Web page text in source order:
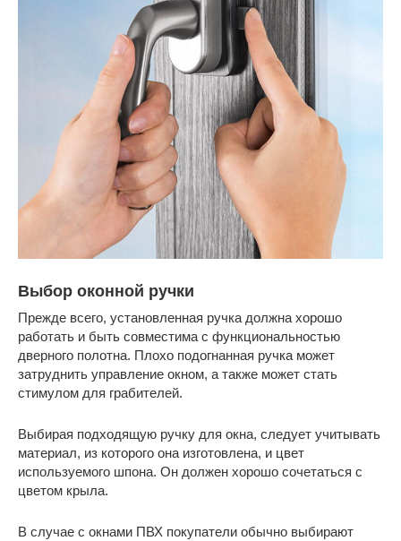
Выбор оконной ручки
Прежде всего, установленная ручка должна хорошо
работать и быть совместима с функциональностью
дверного полотна. Плохо подогнанная ручка может
затруднить управление окном, а также может стать
стимулом для грабителей.
Выбирая подходящую ручку для окна, следует учитывать
материал, из которого она изготовлена, и цвет
используемого шпона. Он должен хорошо сочетаться с
цветом крыла.
В случае с окнами ПВХ покупатели обычно выбирают